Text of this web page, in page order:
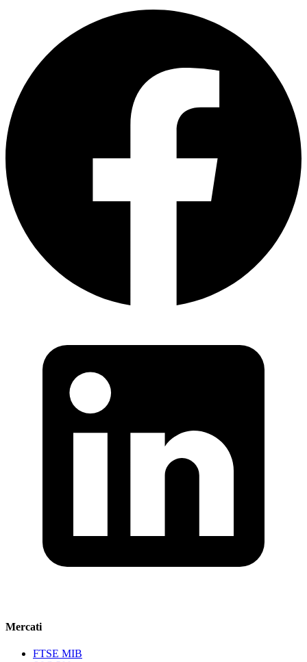
Mercati
FTSE MIB